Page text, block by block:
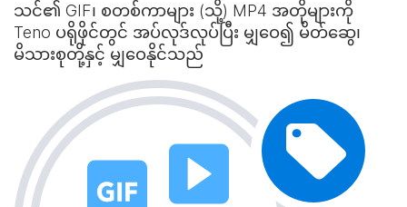
သင်၏ GIF၊ စတစ်ကာများ (သို့) MP4 အတိုများကို
Teno ပရိုဖိုင်တွင် အပ်လုဒ်လုပ်ပြီး မျှဝေ၍ မိတ်ဆွေ၊
မိသားစုတို့နှင့် မျှဝေနိုင်သည်